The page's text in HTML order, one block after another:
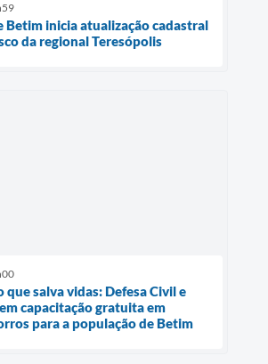
Betim inicia atualização cadastral
da regional Teresópolis
salva vidas: Defesa Civil e
capacitação gratuita em
para a população de Betim